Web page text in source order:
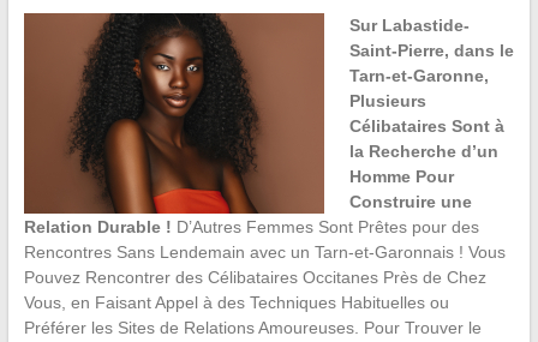
Sur Labastide-
Saint-Pierre, dans le
Tarn-et-Garonne,
Plusieurs
Célibataires Sont à
la Recherche d’un
Homme Pour
Construire une
Relation Durable ! D’Autres Femmes Sont Prêtes pour des
Rencontres Sans Lendemain avec un Tarn-et-Garonnais ! Vous
Pouvez Rencontrer des Célibataires Occitanes Près de Chez
Vous, en Faisant Appel à des Techniques Habituelles ou
Préférer les Sites de Relations Amoureuses. Pour Trouver le